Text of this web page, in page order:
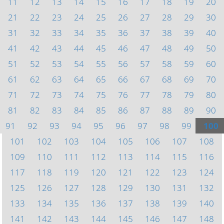
21
22 23 24 25 26 27 28 29
30
31
32 33 34 35 36 37 38 39
40
41
42 43 44 45 46 47 48 49
50
51
52 53 54 55 56 57 58 59
60
61
62 63 64 65 66 67 68 69
70
71
72 73 74 75 76 77 78 79
80
81
82 83 84 85 86 87 88 89
90
91
92 93 94 95 96 97 98 99
100
101
102 103 104 105 106 107
108
109
110 111 112 113 114 115
116
117
118 119 120 121 122 123
124
125
126 127 128 129 130 131
132
133
134 135 136 137 138 139
140
141
142 143 144 145 146 147 148